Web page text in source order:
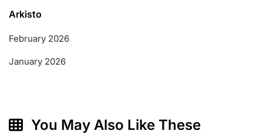
Arkisto
February 2026
January 2026
You May Also Like These